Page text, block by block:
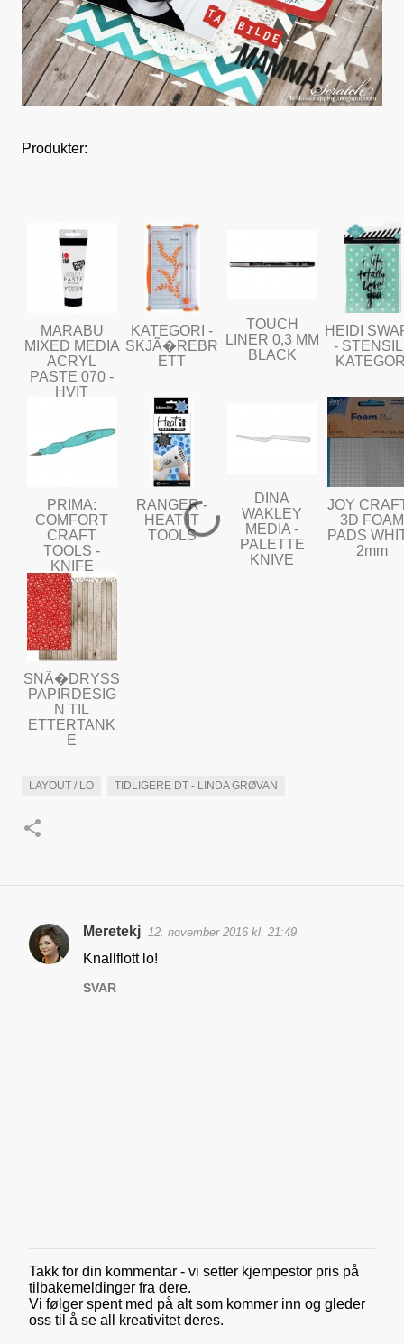
Produkter:
MARABU
MIXED MEDIA
ACRYL
PASTE 070 -
HVIT
KATEGORI -
SKJÃ�REBR
ETT
TOUCH
LINER 0,3 MM
BLACK
HEIDI
-
PRIMA:
COMFORT
CRAFT
TOOLS -
KNIFE
RANGER -
HEAT IT
TOOLS
DINA
WAKLEY
MEDIA -
PALETTE
KNIVE
JOY
3D FOAM
PADS
2mm
SNÃ�DRYSS
PAPIRDESIG
N TIL
ETTERTANK
E
LAYOUT / LO TIDLIGERE DT - LINDA GRØVAN
K
Meretekj 12. november 2016 kl. 21:49
Knallflott lo!
SVAR
L
e
g
g
Takk for din kommentar - vi setter kjempestor pris på
tilbakemeldinger fra dere.
Vi følger spent med på alt som kommer inn og gleder
oss til å se all kreativitet deres.